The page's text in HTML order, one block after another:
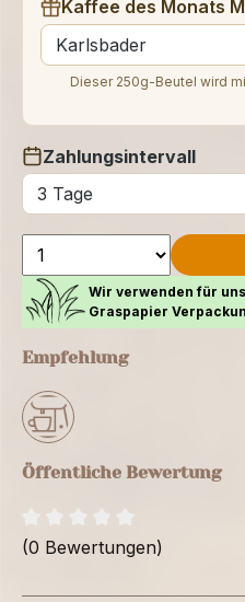
Kaffee des Monats
auswählen
Dieser 250g-Beutel wird
Zahlungsintervall
auswählen
Wir verwenden für
Graspapier
Empfehlung
Öffentliche Bewertung
(0 Bewertungen)